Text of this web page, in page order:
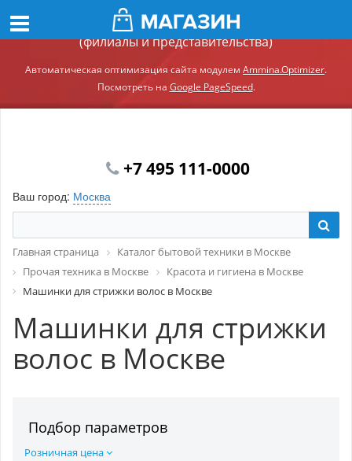
Демонстрационный сайт модуля Ammina.Регионы
(филиалы и представительства)
Автоматическая оптимизация сайта модулем Ammina.Optimizer.
Посмотреть на Google PageSpeed.
+7 495 111-0000
Ваш город: Москва
Главная страница
Каталог бытовой техники в Москве
Прочая техника в Москве
Красота и гигиена в Москве
Машинки для стрижки волос в Москве
Машинки для стрижки
волос в Москве
Подбор параметров
Розничная цена